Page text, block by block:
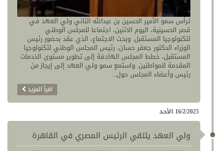
ترأس سمو الأمير الحسين بن عبدالله الثاني ولي العهد في
قصر الحسينية، اليوم الاثنين، اجتماعا للمجلس الوطني
لتكنولوجيا المستقبل. وبحث الاجتماع، الذي عقد بحضور رئيس
الوزراء الدكتور جعفر حسان، رئيس المجلس الوطني لتكنولوجيا
المستقبل، خطط المجلس الهادفة إلى تطوير مستوى الخدمات
المقدمة للمواطنين. واستمع سمو ولي العهد إلى إيجاز من
رئيس وأعضاء المجلس حول...
اقرأ المزيد
16/2/2025 الأحد
ولي العهد يلتقي الرئيس المصري في القاهرة